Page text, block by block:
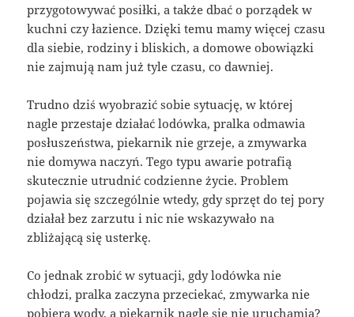
przygotowywać posiłki, a także dbać o porządek w
kuchni czy łazience. Dzięki temu mamy więcej czasu
dla siebie, rodziny i bliskich, a domowe obowiązki
nie zajmują nam już tyle czasu, co dawniej.
Trudno dziś wyobrazić sobie sytuację, w której
nagle przestaje działać lodówka, pralka odmawia
posłuszeństwa, piekarnik nie grzeje, a zmywarka
nie domywa naczyń. Tego typu awarie potrafią
skutecznie utrudnić codzienne życie. Problem
pojawia się szczególnie wtedy, gdy sprzęt do tej pory
działał bez zarzutu i nic nie wskazywało na
zbliżającą się usterkę.
Co jednak zrobić w sytuacji, gdy lodówka nie
chłodzi, pralka zaczyna przeciekać, zmywarka nie
pobiera wody, a piekarnik nagle się nie uruchamia?